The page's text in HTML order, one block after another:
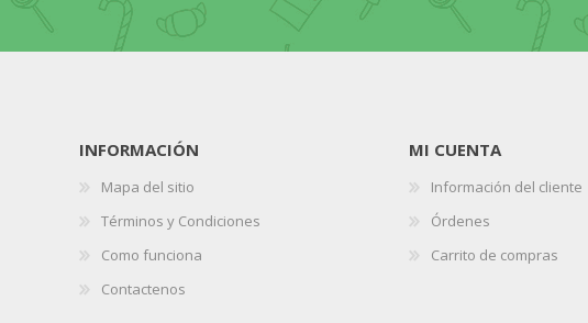
INFORMACIÓN
Mapa del sitio
Términos y Condiciones
Como funciona
Contactenos
MI CUENTA
Información del cliente
Órdenes
Carrito de compras